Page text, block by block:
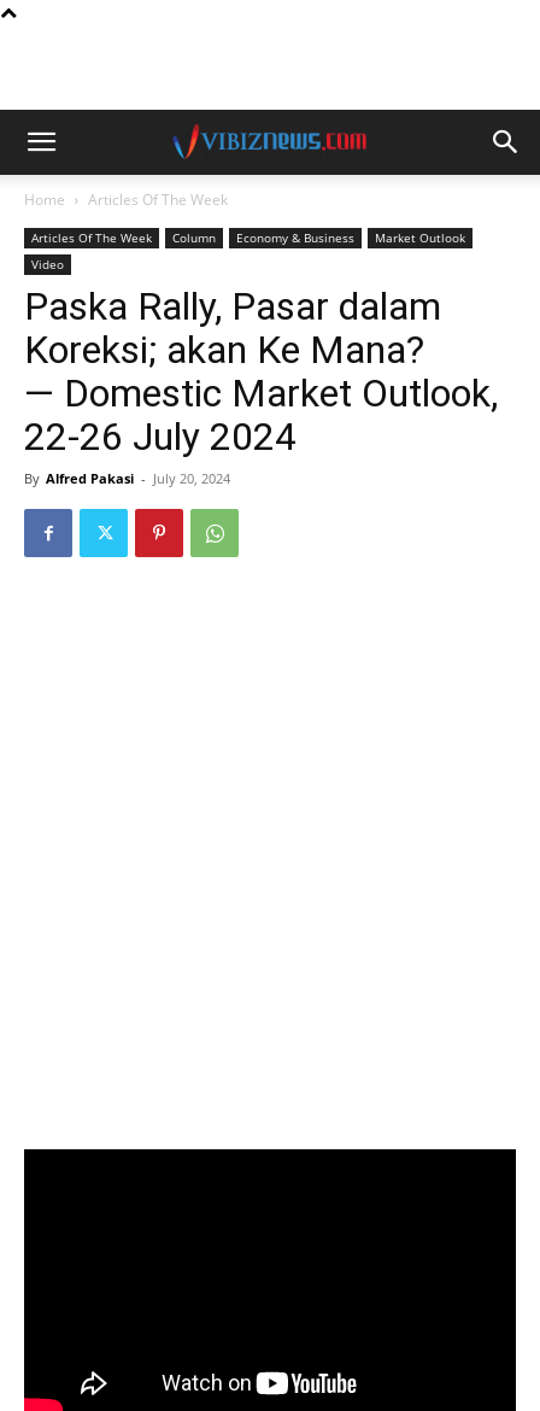
Home Articles Of The Week
Articles Of The Week Column Economy & Business
Market Outlook
Video
Paska Rally, Pasar dalam
Koreksi; akan Ke Mana?
— Domestic Market Outlook,
22-26 July 2024
By Alfred Pakasi - July 20, 2024